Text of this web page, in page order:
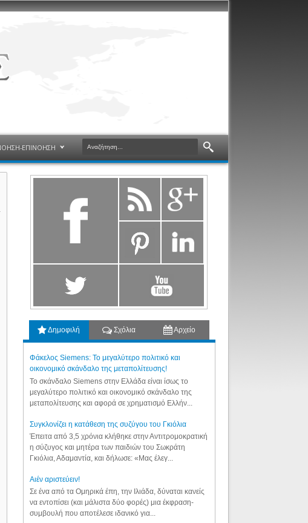
ΕΠΙΝΟΗΣΗ
Δημοφιλή Σχόλια Αρχείο
Φάκελος Siemens: Το μεγαλύτερο πολιτικό και
οικονομικό σκάνδαλο της μεταπολίτευσης!
Το σκάνδαλο Siemens στην Ελλάδα είναι ίσως το
μεγαλύτερο πολιτικό και οικονομικό σκάνδαλο της
μεταπολίτευσης και αφορά σε χρηματισμό Ελλήν...
Συγκλονίζει η κατάθεση της συζύγου του Γκιόλια
Έπειτα από 3,5 χρόνια κλήθηκε στην Αντιτρομοκρατική
η σύζυγος και μητέρα των παιδιών του Σωκράτη
Γκιόλια, Αδαμαντία, και δήλωσε: «Μας έλεγ...
Aιέν αριστεύειν!
Σε ένα από τα Ομηρικά έπη, την Ιλιάδα, δύναται κανείς
να εντοπίσει (και μάλιστα δύο φορές) μια έκφραση-
συμβουλή που αποτέλεσε ιδανικό για...